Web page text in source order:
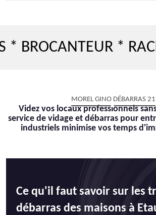
* RACHAT
MOREL GINO DÉBARRAS 21
Videz vos locaux professionnels
service de vidage et débarras pour
industriels minimise vos temps
Ce qu'il faut savoir sur les
débarras des maisons à